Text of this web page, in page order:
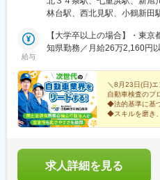
浦・栃木・佐野・群馬・埼玉
エリア】・新潟・長岡・富
ア】・名古屋・豊橋・西三河
泉・京都・京都南・奈良・滋
ア】・広島・福山・鳥取・島
川・徳島・愛媛・高知【九州
筑豊・佐賀・長崎・佐世保・
奄美・沖縄・宮古・八重山※
林台駅、西北見駅、小鶴新田
県)、内郷駅、鮫洲駅、東武
水戸駅、荒川沖駅、江曽島駅
駅(千葉県)、鴨居駅、小島新
駅(新潟県)、宮内駅(新潟県)、
田駅(長野県)、中島駅(愛知県)
(愛知県)、ベル前駅、南宿駅
駅、高茶屋駅、霞ケ浦駅、寝
木駅、妻鹿駅、東尾道駅、鳥
駅、矢原駅、鬼無駅、勝瑞駅
給与
【大学卒以上の場合】・東
知県勤務／月給26万2,160円
程）の場合】・東京都勤務／
／月給26万2,160円以上・大
の他地域／月給23万2,000円
卒（2年課程）の場合】・東
知県勤務／月給26万4,645円
場合】・東京都勤務／月給
万6,339円以上・大阪府勤務
／月給20万300円以上※これ
＼8月23日(日)エ
自動車検査のプ
◆法的基準に基
◆スキルを磨き
求人詳細を見る